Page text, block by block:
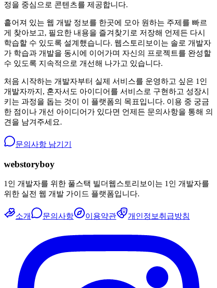
정을 중심으로 콘텐츠를 제공합니다.
흩어져 있는 웹 개발 정보를 한곳에 모아 원하는 주제를 빠르
게 찾아보고, 필요한 내용을 즐겨찾기로 저장해 언제든 다시
학습할 수 있도록 설계했습니다. 웹스토리보이 는 솔로 개발자
가 학습과 개발을 동시에 이어가며 자신의 프로젝트를 완성할
수 있도록 지속적으로 개선해 나가고 있습니다.
처음 시작하는 개발자부터 실제 서비스를 운영하고 싶은 1인
개발자까지, 혼자서도 아이디어를 서비스로 구현하고 성장시
키는 과정을 돕는 것이 이 플랫폼의 목표입니다. 이용 중 궁금
한 점이나 개선 아이디어가 있다면 언제든 문의사항을 통해 의
견을 남겨주세요.
문의사항 남기기
webstoryboy
1인 개발자를 위한 풀스택 빌더 웹스토리보이는 1인 개발자를
위한 실전 웹 개발 가이드 플랫폼입니다.
소개 문의사항 이용약관 개인정보취급방침